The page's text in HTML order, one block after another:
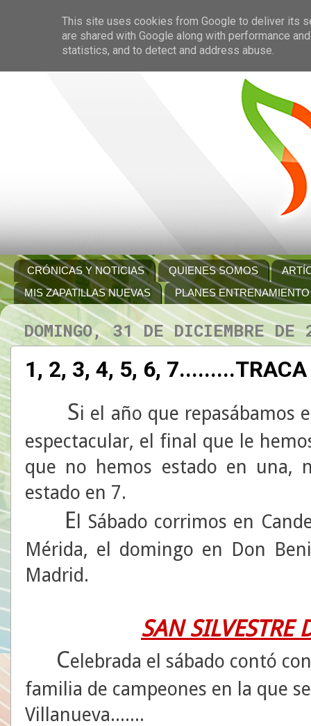
CRÓNICAS Y NOTICIAS QUIENES SOMOS
MIS ZAPATILLAS NUEVAS
PLANES ENTRENAMIENTO
DOMINGO, 31 DE DICIEMBRE DE
1, 2, 3, 4, 5, 6,
Si el año que repasábamos
espectacular, el final que le
que no hemos estado en una,
estado en 7.
E l Sábado corrimos en
Mérida, el domingo en Don
Madrid.
SAN SILVESTRE
Celebrada el sábado contó
familia de campeones en la que
Villanueva.......
This site uses cookies from Google to deliver its
are shared with Google along with performance
statistics, and to detect and address abuse.